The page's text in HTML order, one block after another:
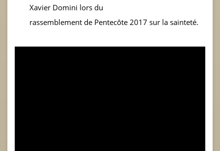
Xavier Domini lors du
rassemblement de Pentecôte 2017 sur la sainteté.